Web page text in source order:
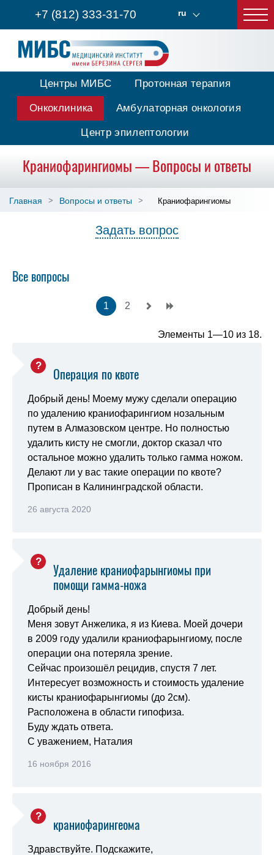
Центры МИБС Протонная терапия
Онкоклиника Амбулаторная онкология
Центр эпилептологии
+7 (812) 333-31-70 ru
Краниофарингиомы — Вопросы и ответы
Главная Вопросы и ответы Краниофарингиомы
Задать вопрос
Все вопросы
1 2
Элементы 1—10 из 18.
Операция по квоте
Добрый день! Моему мужу сделали операцию
по удалению краниофарингиом нозальным
путем в Алмазовском центре. Но полностью
удалить кисту не смогли, доктор сказал что
остальное можно удалить только гамма ножом.
Делают ли у вас такие операции по квоте?
Прописан в Калининградской области.
26 августа 2020
Удаление краниофарынгиомы при
помощи гамма-ножа
Добрый день!
Меня зовут Анжелика, я из Киева. Моей дочери
в 2009 году удалили краниофарынгиому, после
операции она потеряла зрение.
Сейчас произошёл рецидив, спустя 7 лет.
Интересует возможность и стоимость удаление
кисты краниофарынгиомы (до 2см).
Расположена в области гипофиза.
Буду ждать ответа.
С уважением, Наталия
16 ноября 2016
краниофарингеома
Здравствуйте. Подскажите,